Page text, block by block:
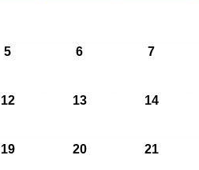
5 6 7
12 13 14
19 20 21